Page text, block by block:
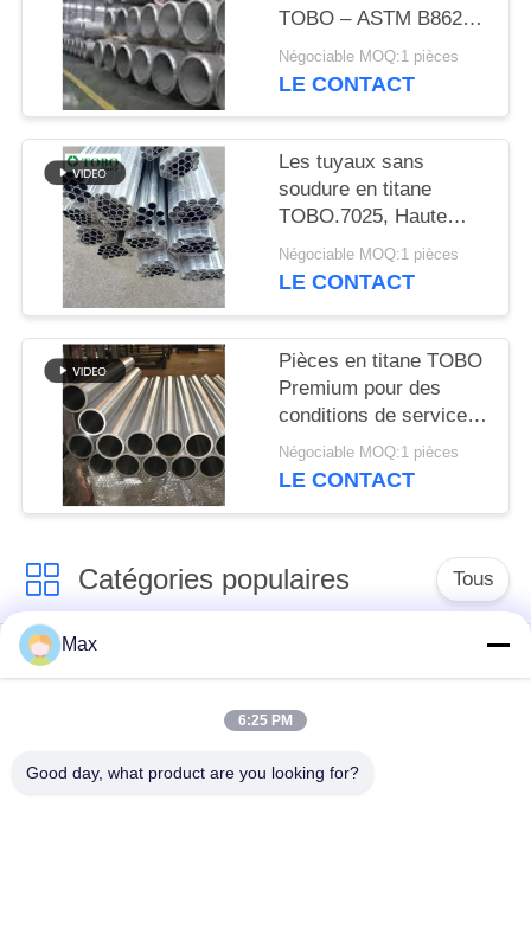
PRIVACY
POLICY
TOBO – ASTM B862 /
DIN 3.7025, haute
résistance à la
Négociable MOQ:1 pièces
LE CONTACT
Les tuyaux sans
soudure en titane
TOBO.7025, Haute
résistance à la
corrosion et durable
Négociable MOQ:1 pièces
LE CONTACT
Pièces en titane TOBO
Premium pour des
conditions de service
extrêmes (ASTM B862
/ DIN 3.7025)
Négociable MOQ:1 pièces
LE CONTACT
Catégories populaires Tous
Tuyau d'alliage de
inoxydable duplex
superbe
tuyau d'acier
Max
6:25 PM
Good day, what product are you looking for?